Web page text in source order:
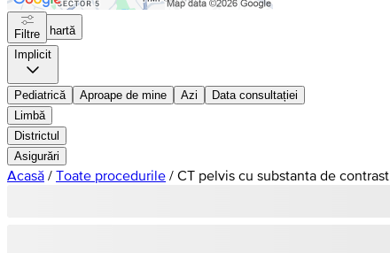
Pe hartă
Filtre
Implicit
Pediatrică Aproape de mine Azi
Data consultației
Limbă
Districtul
Asigurări
Acasă / Toate procedurile / CT pelvis cu substanta de contrast